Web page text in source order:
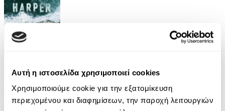
Αυτή η ιστοσελίδα χρησιμοποιεί cookies
Χρησιμοποιούμε cookie για την εξατομίκευση
περιεχομένου και διαφημίσεων, την παροχή λειτουργιών
Αυτοί που επέζησαν
Jane Harper